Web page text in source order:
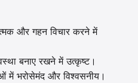
और गहन विचार करने में
बनाए रखने में उत्कृष्ट।
भरोसेमंद और विश्वसनीय।